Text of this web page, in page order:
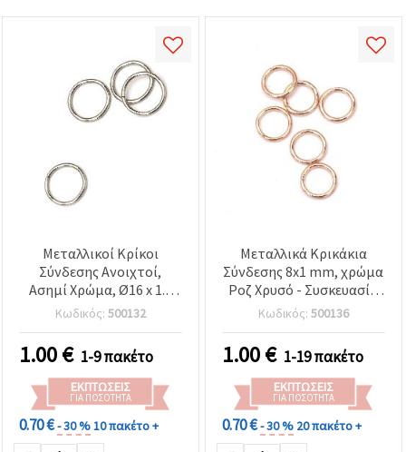
Μεταλλικοί Κρίκοι
Σύνδεσης Ανοιχτοί,
Ασημί Χρώμα, Ø16 x 1.2
mm, Σετ 50 τεμ., για
Μπρελόκ,
Κοσμηματοδημιουργία,
DIY & Χειροποίητες
Κατασκευές
Κωδικός: 500132
1.00€ 1-9 πακέτο
ΕΚΠΤΏΣΕΙΣ
ΓΙΑ ΠΟΣΌΤΗΤΑ
0.70 €- 30 %10 πακέτο +
Μεταλλικά Κρικάκια
Σύνδεσης 8x1 mm, χρώμα
Ροζ Χρυσό - Συσκευασία
200 τεμ.
Κωδικός: 500136
1.00€ 1-19 πακέτο
ΕΚΠΤΏΣΕΙΣ
ΓΙΑ ΠΟΣΌΤΗΤΑ
0.70 €- 30 % 20 πακέτο +